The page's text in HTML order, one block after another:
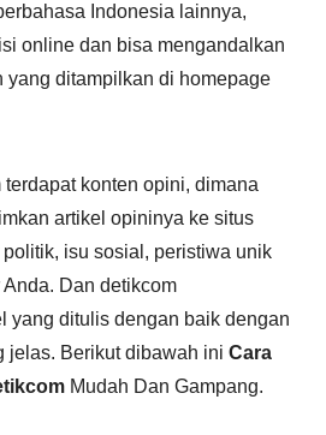
Indonesia lainnya,
online dan bisa mengandalkan
yang ditampilkan di homepage
konten opini, dimana
artikel opininya ke situs
isu sosial, peristiwa unik
Dan detikcom
yang ditulis dengan baik dengan
jelas. Berikut dibawah iniCara
Mudah Dan Gampang.